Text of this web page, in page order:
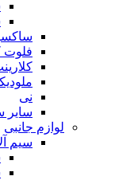
فلوت
نی
سایر
لوازم جانبی
سیم